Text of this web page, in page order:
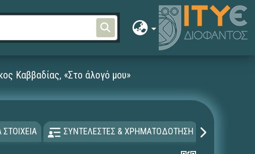
Καββαδίας, «Στο άλογό μου»
ΣΥΝΤΕΛΕΣΤΕΣ & ΧΡΗΜΑΤΟΔΟΤΗΣΗ